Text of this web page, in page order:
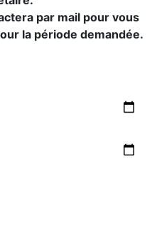
par mail pour vous
la période demandée.